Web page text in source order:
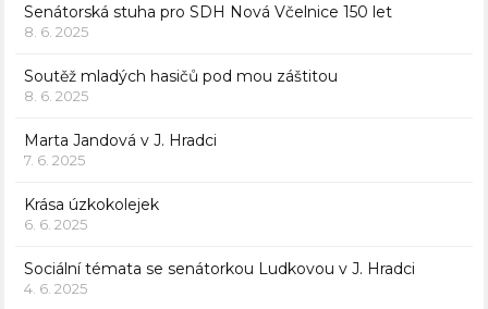
Senátorská stuha pro SDH Nová Včelnice 150 let
8. 6. 2025
Soutěž mladých hasičů pod mou záštitou
8. 6. 2025
Marta Jandová v J. Hradci
7. 6. 2025
Krása úzkokolejek
6. 6. 2025
Sociální témata se senátorkou Ludkovou v J. Hradci
4. 6. 2025